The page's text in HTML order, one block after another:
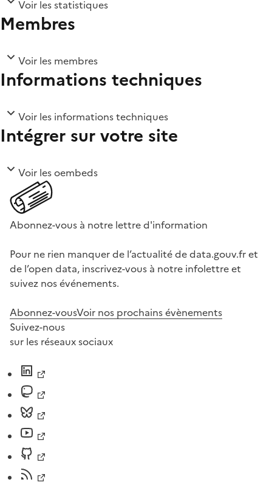
Voir les statistiques
Membres
Voir les membres
Informations techniques
Voir les informations techniques
Intégrer sur votre site
Voir les oembeds
Abonnez-vous à notre lettre d'information
Pour ne rien manquer de l’actualité de data.gouv.fr et
de l’open data, inscrivez-vous à notre infolettre et
suivez nos événements.
Abonnez-vousVoir nos prochains évènements
Suivez-nous
sur les réseaux sociaux